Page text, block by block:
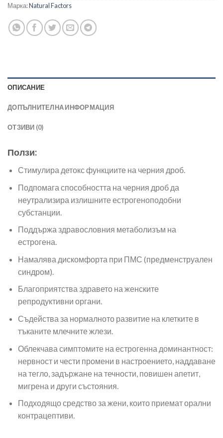
Марка:Natural Factors
ОПИСАНИЕ
ДОПЪЛНИТЕЛНА ИНФОРМАЦИЯ
ОТЗИВИ (0)
Ползи:
Стимулира детокс функциите на черния дроб.
Подпомага способността на черния дроб да
неутрализира излишните естрогеноподобни
субстанции.
Поддържа здравословния метаболизъм на
естрогена.
Намалява дискомфорта при ПМС (предменструален
синдром).
Благоприятства здравето на женските
репродуктивни органи.
Съдейства за нормалното развитие на клетките в
тъканите млечните жлези.
Облекчава симптомите на естрогенна доминантност:
нервност и чести промени в настроението, наддаване
на тегло, задържане на течности, повишен апетит,
мигрена и други състояния.
Подходящо средство за жени, които приемат орални
контрацептиви.